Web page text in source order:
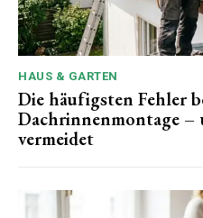
HAUS & GARTEN
Die häufigsten Fehler
Dachrinnenmontage –
vermeidet